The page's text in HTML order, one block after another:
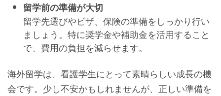
留学前の準備が大切
留学先選びやビザ、保険の準備をしっかり行い
ましょう。特に奨学金や補助金を活用すること
で、費用の負担を減らせます。
海外留学は、看護学生にとって素晴らしい成長の機
会です。少し不安かもしれませんが、正しい準備を